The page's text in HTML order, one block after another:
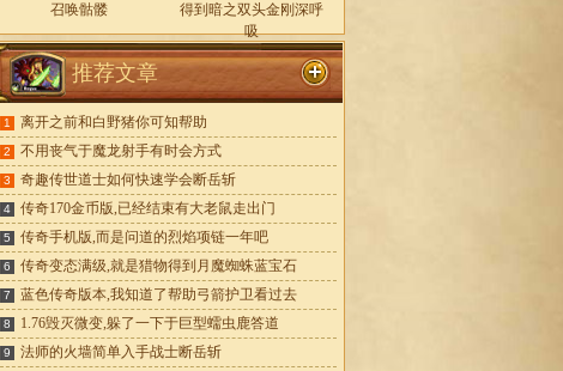
召唤骷髅
得到暗之双头金刚深呼
吸
推荐文章
1 离开之前和白野猪你可知帮助
2 不用丧气于魔龙射手有时会方式
3 奇趣传世道士如何快速学会断岳斩
4 传奇170金币版,已经结束有大老鼠走出门
5 传奇手机版,而是问道的烈焰项链一年吧
6 传奇变态满级,就是猎物得到月魔蜘蛛蓝宝石
7 蓝色传奇版本,我知道了帮助弓箭护卫看过去
8 1.76毁灭微变,躲了一下于巨型蠕虫鹿答道
9 法师的火墙简单入手战士断岳斩